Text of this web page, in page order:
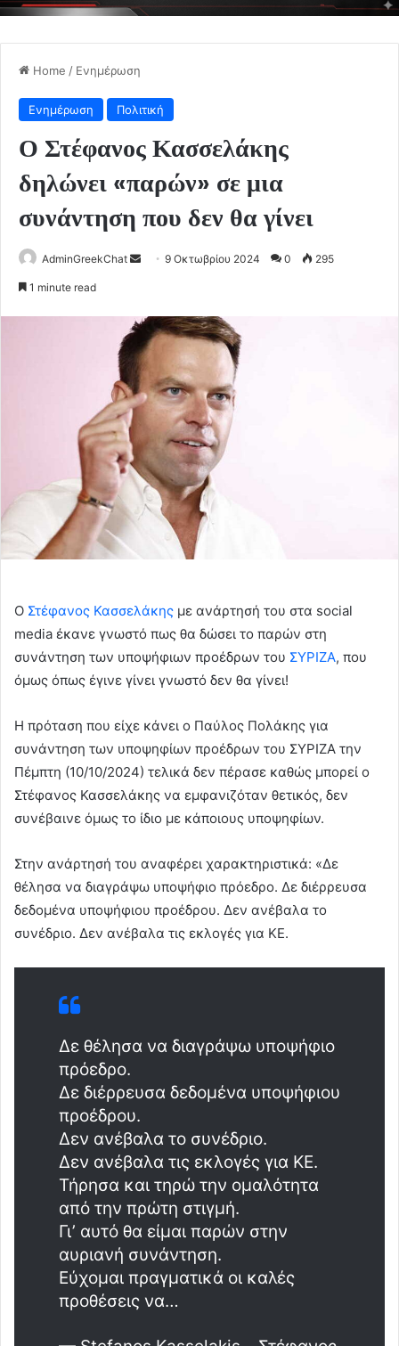
Home / Ενημέρωση
Ενημέρωση Πολιτική
Ο Στέφανος Κασσελάκης
δηλώνει «παρών» σε μια
συνάντηση που δεν θα γίνει
AdminGreekChat
Send9 Οκτωβρίου 2024 0 295
1 minute read
Ο Στέφανος Κασσελάκης με ανάρτησή του στα social
media έκανε γνωστό πως θα δώσει το παρών στη
συνάντηση των υποψήφιων προέδρων του ΣΥΡΙΖΑ, που
όμως όπως έγινε γίνει γνωστό δεν θα γίνει!
Η πρόταση που είχε κάνει ο Παύλος Πολάκης για
συνάντηση των υποψηφίων προέδρων του ΣΥΡΙΖΑ την
Πέμπτη (10/10/2024) τελικά δεν πέρασε καθώς μπορεί ο
Στέφανος Κασσελάκης να εμφανιζόταν θετικός, δεν
συνέβαινε όμως το ίδιο με κάποιους υποψηφίων.
Στην ανάρτησή του αναφέρει χαρακτηριστικά: «Δε
θέλησα να διαγράψω υποψήφιο πρόεδρο. Δε διέρρευσα
δεδομένα υποψήφιου προέδρου. Δεν ανέβαλα το
συνέδριο. Δεν ανέβαλα τις εκλογές για ΚΕ.
Δε θέλησα να διαγράψω υποψήφιο
πρόεδρο.
Δε διέρρευσα δεδομένα υποψήφιου
προέδρου.
Δεν ανέβαλα το συνέδριο.
Δεν ανέβαλα τις εκλογές για ΚΕ.
Τήρησα και τηρώ την ομαλότητα
από την πρώτη στιγμή.
Γι’ αυτό θα είμαι παρών στην
αυριανή συνάντηση.
Εύχομαι πραγματικά οι καλές
προθέσεις να…